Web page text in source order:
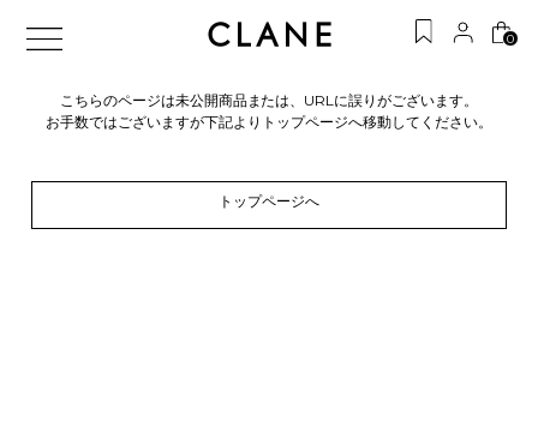
0
こちらのページは未公開商品または、URLに誤りがございます。
お手数ではございますが下記よりトップページへ移動してください。
トップページへ